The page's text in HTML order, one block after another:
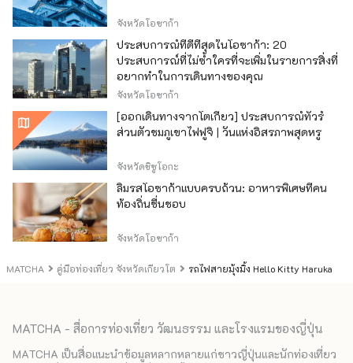
MATCHA คู่มือท่องเที่ยว จังหวัดเกียวโต รถไฟสายมุ้งมิ้ง Hello Kitty Haruka
จังหวัดโอซาก้า
ประสบการณ์ที่ดีที่สุดในโอซาก้า: 20
ประสบการณ์ที่ไม่ซ้ำใครที่จะเพิ่มในรายการสิ่งที่
อยากทำในการเดินทางของคุณ
จังหวัดโอซาก้า
[ออกเดินทางจากโตเกียว] ประสบการณ์ทัวร์
ส่วนตัวชมภูเขาไฟฟูจิ | วันแห่งอิสรภาพสุดหรู
จังหวัดชิซูโอกะ
ลิ้มรสโอซาก้าแบบครบถ้วน: อาหารพิเศษที่คน
ท้องถิ่นชื่นชอบ
จังหวัดโอซาก้า
MATCHA - สื่อการท่องเที่ยว วัฒนธรรม และโรงแรมของญี่ปุ่น
MATCHA เป็นสื่อแนะนำข้อมูลหลากหลายแก่ชาวญี่ปุ่นและนักท่องเที่ยว